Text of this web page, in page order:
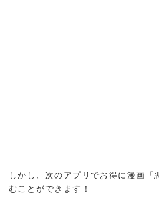
しかし、次のアプリでお得に漫画「
むことができます！